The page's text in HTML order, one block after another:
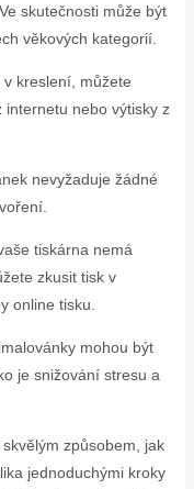
skutečnosti může být
věkových kategorií.
kreslení, můžete
nebo výtisky z
nevyžaduje žádné
tiskárna nemá
zkusit tisk v
online tisku.
mohou být
je snižování stresu a
způsobem, jak
jednoduchými kroky